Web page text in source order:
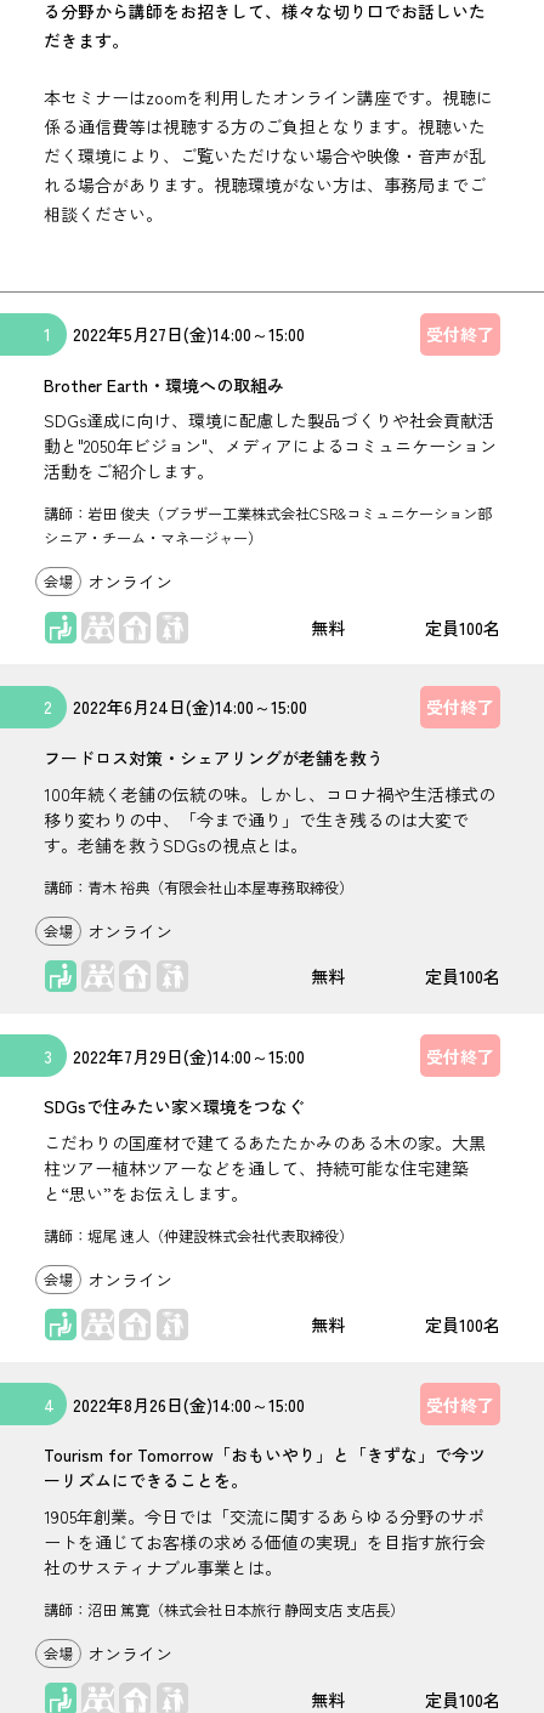
る分野から講師をお招きして、様々な切り口でお話しいた
だきます。
本セミナーはzoomを利用したオンライン講座です。視聴に
係る通信費等は視聴する方のご負担となります。視聴いた
だく環境により、ご覧いただけない場合や映像・音声が乱
れる場合があります。視聴環境がない方は、事務局までご
相談ください。
1
Brother Earth・環境への取組み
SDGs達成に向け、環境に配慮した製品づくりや社会貢献活
動と"2050年ビジョン"、メディアによるコミュニケーション
活動をご紹介します。
講師：岩田 俊夫（ブラザー工業株式会社CSR&コミュニケーション部
シニア・チーム・マネージャー）
2022年5月27日(金)14:00 ～15:00
座学 無料 100名
オンライン
受付終了
2
フードロス対策・シェアリングが老舗を救う
100年続く老舗の伝統の味。しかし、コロナ禍や生活様式の
移り変わりの中、「今まで通り」で生き残るのは大変で
す。老舗を救うSDGsの視点とは。
講師：青木 裕典（有限会社山本屋専務取締役）
2022年6月24日(金)14:00 ～15:00
座学 無料 100名
オンライン
受付終了
3
SDGsで住みたい家×環境をつなぐ
こだわりの国産材で建てるあたたかみのある木の家。大黒
柱ツアー植林ツアーなどを通して、持続可能な住宅建築
と“思い”をお伝えします。
講師：堀尾 速人（仲建設株式会社代表取締役）
2022年7月29日(金)14:00 ～15:00
座学 無料 100名
オンライン
受付終了
4
Tourism for Tomorrow「おもいやり」と「きずな」で今ツ
ーリズムにできることを。
1905年創業。今日では「交流に関するあらゆる分野のサポ
ートを通じてお客様の求める価値の実現」を目指す旅行会
社のサスティナブル事業とは。
講師：沼田 篤寛（株式会社日本旅行 静岡支店 支店長）
2022年8月26日(金)14:00 ～15:00
座学 無料 100名
オンライン
受付終了